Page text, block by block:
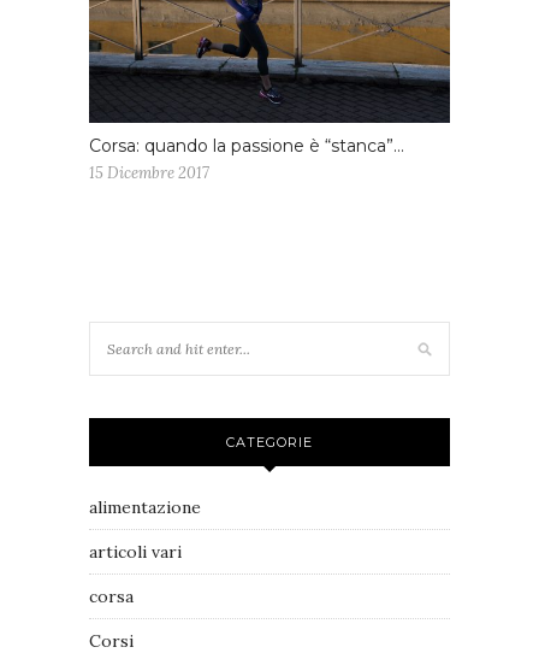
Corsa: quando la passione è “stanca”…
15 Dicembre 2017
CATEGORIE
alimentazione
articoli vari
corsa
Corsi